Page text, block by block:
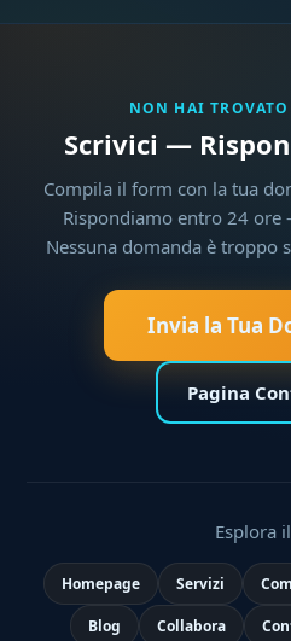
NON HAI
Scrivici —
Compila il form con la tua
Rispondiamo entro 24
Nessuna domanda è troppo
Invia la Tua
Pagina
Esplora
Homepage Servizi
Blog Collabora